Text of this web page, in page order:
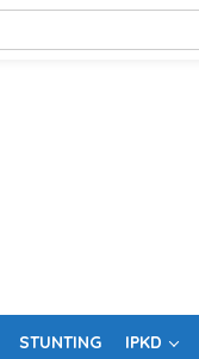
STUNTING IPKD